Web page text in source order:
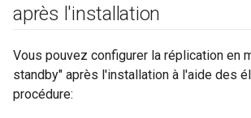
après l'installation
Vous pouvez configurer la réplication en
standby" après l'installation à l'aide des
procédure: